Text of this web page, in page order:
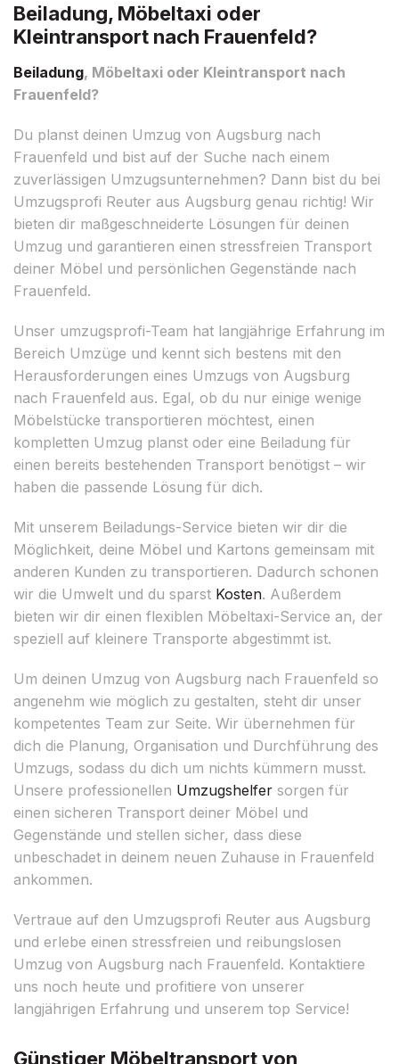
Beiladung, Möbeltaxi oder
Kleintransport nach Frauenfeld?
Beiladung, Möbeltaxi oder Kleintransport nach
Frauenfeld?
Du planst deinen Umzug von Augsburg nach
Frauenfeld und bist auf der Suche nach einem
zuverlässigen Umzugsunternehmen? Dann bist du bei
Umzugsprofi Reuter aus Augsburg genau richtig! Wir
bieten dir maßgeschneiderte Lösungen für deinen
Umzug und garantieren einen stressfreien Transport
deiner Möbel und persönlichen Gegenstände nach
Frauenfeld.
Unser umzugsprofi-Team hat langjährige Erfahrung im
Bereich Umzüge und kennt sich bestens mit den
Herausforderungen eines Umzugs von Augsburg
nach Frauenfeld aus. Egal, ob du nur einige wenige
Möbelstücke transportieren möchtest, einen
kompletten Umzug planst oder eine Beiladung für
einen bereits bestehenden Transport benötigst – wir
haben die passende Lösung für dich.
Mit unserem Beiladungs-Service bieten wir dir die
Möglichkeit, deine Möbel und Kartons gemeinsam mit
anderen Kunden zu transportieren. Dadurch schonen
wir die Umwelt und du sparst Kosten. Außerdem
bieten wir dir einen flexiblen Möbeltaxi-Service an, der
speziell auf kleinere Transporte abgestimmt ist.
Um deinen Umzug von Augsburg nach Frauenfeld so
angenehm wie möglich zu gestalten, steht dir unser
kompetentes Team zur Seite. Wir übernehmen für
dich die Planung, Organisation und Durchführung des
Umzugs, sodass du dich um nichts kümmern musst.
Unsere professionellen Umzugshelfer sorgen für
einen sicheren Transport deiner Möbel und
Gegenstände und stellen sicher, dass diese
unbeschadet in deinem neuen Zuhause in Frauenfeld
ankommen.
Vertraue auf den Umzugsprofi Reuter aus Augsburg
und erlebe einen stressfreien und reibungslosen
Umzug von Augsburg nach Frauenfeld. Kontaktiere
uns noch heute und profitiere von unserer
langjährigen Erfahrung und unserem top Service!
Günstiger Möbeltransport von